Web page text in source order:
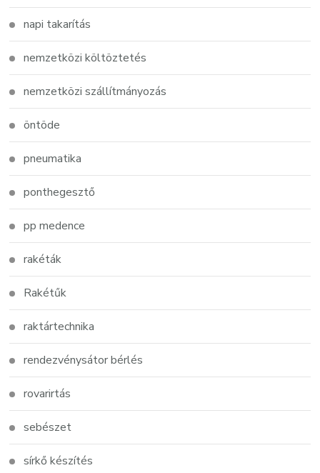
napi takarítás
nemzetközi költöztetés
nemzetközi szállítmányozás
öntöde
pneumatika
ponthegesztő
pp medence
rakéták
Rakétűk
raktártechnika
rendezvénysátor bérlés
rovarirtás
sebészet
sírkő készítés